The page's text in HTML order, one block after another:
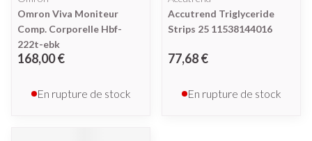
Omron Viva Moniteur
Comp. Corporelle Hbf-
222t-ebk
168,00 €
En rupture de stock
Accutrend Triglyceride
Strips 25 11538144016
77,68 €
En rupture de stock